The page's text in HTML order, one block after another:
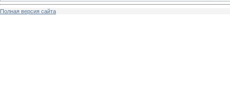
Полная версия сайта